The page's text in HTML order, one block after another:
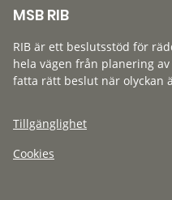
MSB RIB
RIB är ett beslutsstöd för
hela vägen från planering
fatta rätt beslut när olyckan
Tillgänglighet
Cookies